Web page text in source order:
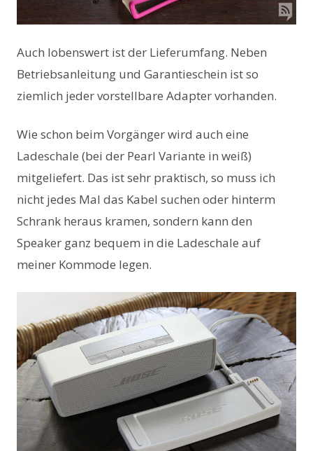
Auch lobenswert ist der Lieferumfang. Neben
Betriebsanleitung und Garantieschein ist so
ziemlich jeder vorstellbare Adapter vorhanden.
Wie schon beim Vorgänger wird auch eine
Ladeschale (bei der Pearl Variante in weiß)
mitgeliefert. Das ist sehr praktisch, so muss ich
nicht jedes Mal das Kabel suchen oder hinterm
Schrank heraus kramen, sondern kann den
Speaker ganz bequem in die Ladeschale auf
meiner Kommode legen.